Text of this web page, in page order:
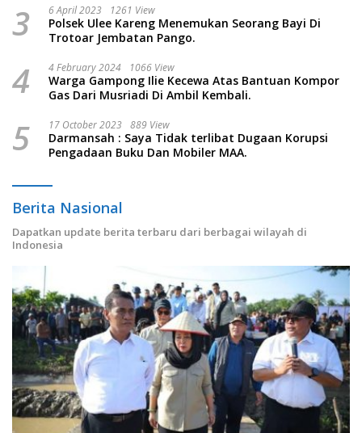
3 6 April 2023 1261 View
Polsek Ulee Kareng Menemukan Seorang Bayi Di
Trotoar Jembatan Pango.
4 4 February 2024 1066 View
Warga Gampong Ilie Kecewa Atas Bantuan Kompor
Gas Dari Musriadi Di Ambil Kembali.
5 17 October 2023 889 View
Darmansah : Saya Tidak terlibat Dugaan Korupsi
Pengadaan Buku Dan Mobiler MAA.
Berita Nasional
Dapatkan update berita terbaru dari berbagai wilayah di
Indonesia